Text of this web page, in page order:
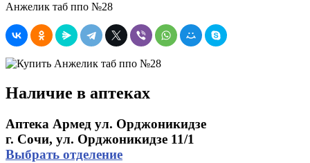
Анжелик таб ппо №28
Наличие в аптеках
Аптека Армед ул. Орджоникидзе
г. Сочи, ул. Орджоникидзе 11/1
Выбрать отделение